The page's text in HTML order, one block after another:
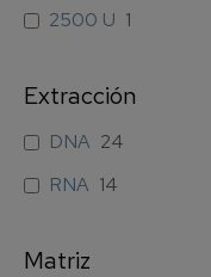
2500 U 1
Extracción
DNA 24
RNA 14
Matriz